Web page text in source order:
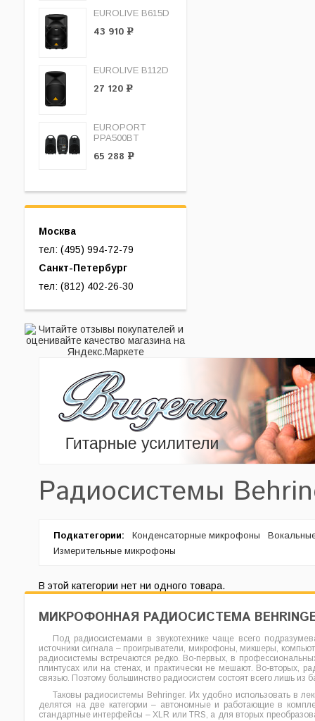
EUROLIVE B615D
43 910 Р
EUROLIVE B112D
27 120 Р
EUROPORT
PPA500BT
65 288 Р
Москва
тел: (495) 994-72-79
Санкт-Петербург
тел: (812) 402-26-30
Радиосистемы
Подкатегории: Конденсаторные микрофоны
Измерительные микрофоны
В этой категории нет ни одного товара.
МИКРОФОННАЯ РАДИОСИСТЕМА
Под радиосистемами в звукотехнике чаще всего
источники сигнала – проигрыватели, микрофоны, микшеры,
радиосистемы встречаются редко. Во-первых, в
плинтусах или на стенах, и практически не мешают. Во-вторых,
связью. Поэтому большинство радиосистем состоят всего лишь из
Таковы радиосистемы Behringer. Их удобно использовать в
делятся на две категории – автономные и работающие в
стандартные интерфейсы – XLR или TRS, а для вторых